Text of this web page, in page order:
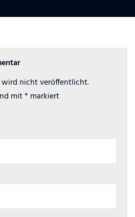
wird nicht veröffentlicht.
mit* markiert